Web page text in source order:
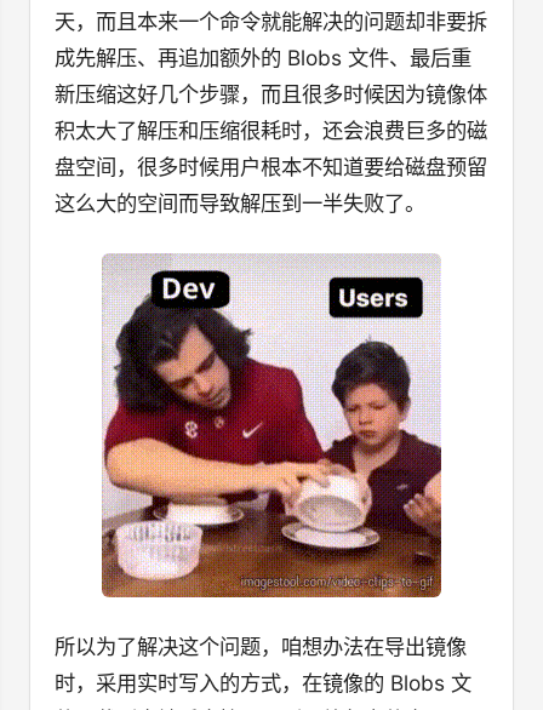
天，而且本来一个命令就能解决的问题却非要拆
成先解压、再追加额外的 Blobs 文件、最后重
新压缩这好几个步骤，而且很多时候因为镜像体
积太大了解压和压缩很耗时，还会浪费巨多的磁
盘空间，很多时候用户根本不知道要给磁盘预留
这么大的空间而导致解压到一半失败了。
所以为了解决这个问题，咱想办法在导出镜像
时，采用实时写入的方式，在镜像的 Blobs 文